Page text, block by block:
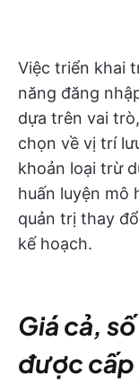
Việc triển khai
năng đăng
dựa trên vai
chọn về vị trí
khoản loại trừ
huấn luyện mô
quản trị thay
kế hoạch.
Giá cả,
được cấp